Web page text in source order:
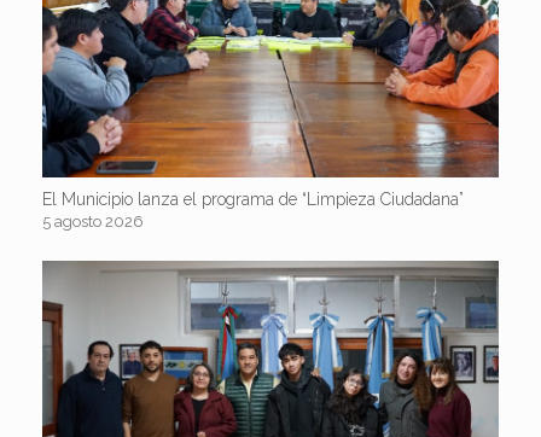
El Municipio lanza el programa de “Limpieza Ciudadana”
5 agosto 2026